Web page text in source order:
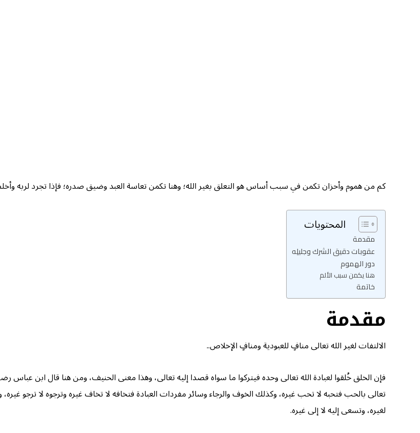
كم من هموم وأحزان تكمن في سبب أساس هو التعلق بغير الله؛ وهنا تكمن تعاسة العبد وضيق صدره؛ فإذا تجرد لربه
المحتويات
مقدمة
عقوبات دقيق الشرك وجليلِه
دور الهموم
هنا يكمن سبب الألم
خاتمة
مقدمة
الالتفات لغير الله تعالى منافٍ للعبودية ومنافٍ الإخلاص..
فإن الخلق خُلقوا لعبادة الله تعالى وحده فيتركوا ما سواه قصدا إليه تعالى، وهذا معنى الحنيف، ومن هنا قال ابن
تعالى بالحب فتحبه لا تحب غيره، وكذلك الخوف والرجاء وسائر مفردات العبادة فتخافه لا تخاف غيره وترجوه لا ترجو غيره،
لغيره، وتسعى إليه لا إلى غيره.